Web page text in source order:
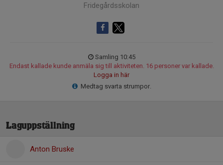
Fridegårdsskolan
Samling 10:45
Endast kallade kunde anmäla sig till aktiviteten. 16 personer var kallade.
Logga in här
Medtag svarta strumpor.
Laguppställning
Anton Bruske